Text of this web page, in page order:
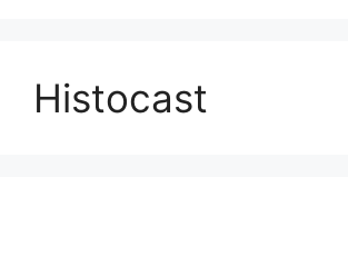
Histocast